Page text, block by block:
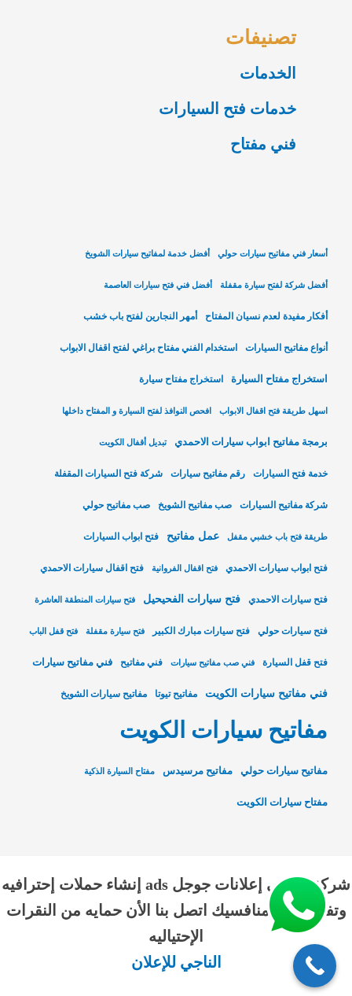
تصنيفات
الخدمات
خدمات فتح السيارات
فني مفتاح
أسعار فني مفاتيح سيارات حولي أفضل خدمة لمفاتيح سيارات الشويخ
أفضل شركة لفتح سيارة مقفلة أفضل فني فتح سيارات العاصمة
أفكار مفيدة لعدم نسيان المفتاح أمهر النجارين لفتح باب خشب
أنواع مفاتيح السيارات استخدام الفني مفتاح براغي لفتح اقفال الابواب
استخراج مفتاح السيارة استخراج مفتاح سيارة
اسهل طريقة فتح اقفال الابواب افحص النوافذ لفتح السيارة و المفتاح داخلها
برمجة مفاتيح ابواب سيارات الاحمدي تبديل أقفال الكويت
خدمة فتح السيارات رقم مفاتيح سيارات شركة فتح السيارات المقفلة
شركة مفاتيح السيارات صب مفاتيح الشويخ صب مفاتيح حولي
طريقة فتح باب خشبي مقفل عمل مفاتيح فتح ابواب السيارات
فتح ابواب سيارات الاحمدي فتح اقفال الفروانية فتح اقفال سيارات الاحمدي
فتح سيارات الاحمدي فتح سيارات الفحيحيل فتح سيارات المنطقة العاشرة
فتح سيارات حولي فتح سيارات مبارك الكبير فتح سيارة مقفلة فتح قفل الباب
فتح قفل السيارة فني صب مفاتيح سيارات فني مفاتيح فني مفاتيح سيارات
فني مفاتيح سيارات الكويت مفاتيح تيوتا مفاتيح سيارات الشويخ
مفاتيح سيارات الكويت
مفاتيح سيارات حولي مفاتيح مرسيدس مفتاح السيارة الذكية
مفتاح سيارات الكويت
شركة الناجي إعلانات جوجل ads إنشاء حملات إحترافيه
وتفوق علي منافسيك اتصل بنا الأن حمايه من النقرات
الإحتياليه
الناجي للإعلان